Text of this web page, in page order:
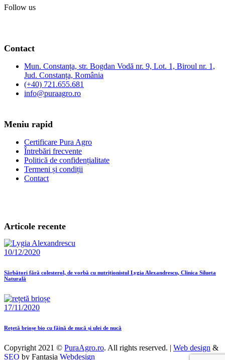
Follow us
Contact
Mun. Constanța, str. Bogdan Vodă nr. 9, Lot. 1, Biroul nr. 1,
Jud. Constanța, România
(+40) 721.655.681
info@puraagro.ro
Meniu rapid
Certificare Pura Agro
Întrebări frecvente
Politică de confidențialitate
Termeni și condiții
Contact
Articole recente
10/12/2020
Sărbători fără colesterol, de vorbă cu nutriționistul Lygia Alexandrescu, Clinica Silueta
Naturală
17/11/2020
Rețetă brioșe bio cu făină de nucă și ulei de nucă
Copyright 2021 © PuraAgro.ro. All rights reserved. | Web design &
SEO by Fantasia Webdesign